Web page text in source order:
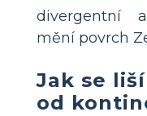
divergentní
mění povrch
Jak se
od